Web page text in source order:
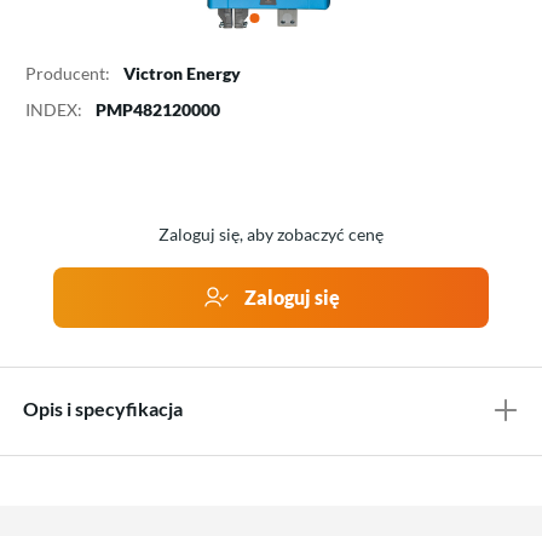
Producent:
Victron Energy
INDEX:
PMP482120000
Zaloguj się, aby zobaczyć cenę
Zaloguj się
Opis i specyfikacja